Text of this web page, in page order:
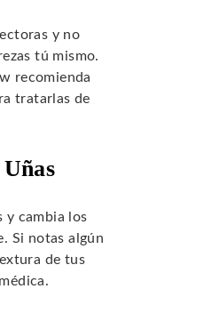
y no
tú mismo.
recomienda
tratarlas de
y cambia los
Si notas algún
de tus